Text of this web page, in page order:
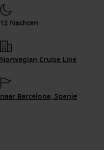
12 Nachten
Norwegian Cruise Line
naar Barcelona, Spanje